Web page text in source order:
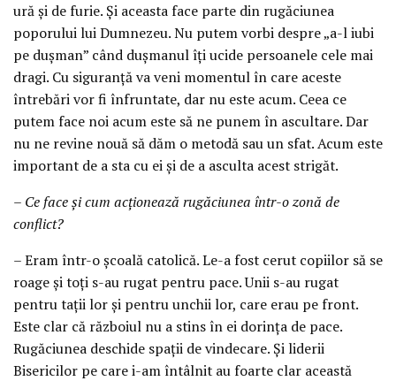
ură și de furie. Și aceasta face parte din rugăciunea
poporului lui Dumnezeu. Nu putem vorbi despre „a-l iubi
pe dușman” când dușmanul îți ucide persoanele cele mai
dragi. Cu siguranță va veni momentul în care aceste
întrebări vor fi înfruntate, dar nu este acum. Ceea ce
putem face noi acum este să ne punem în ascultare. Dar
nu ne revine nouă să dăm o metodă sau un sfat. Acum este
important de a sta cu ei și de a asculta acest strigăt.
– Ce face și cum acționează rugăciunea într-o zonă de
conflict?
– Eram într-o școală catolică. Le-a fost cerut copiilor să se
roage și toți s-au rugat pentru pace. Unii s-au rugat
pentru tații lor și pentru unchii lor, care erau pe front.
Este clar că războiul nu a stins în ei dorința de pace.
Rugăciunea deschide spații de vindecare. Și liderii
Bisericilor pe care i-am întâlnit au foarte clar această